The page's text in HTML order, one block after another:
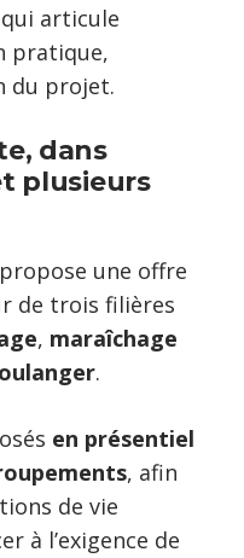
articule
pratique,
du projet.
dans
plusieurs
propose une offre
de trois filières
, maraîchage
.
en présentiel
, afin
de vie
à l’exigence de